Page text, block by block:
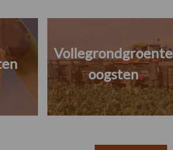
Vollegrondgroente
oogsten